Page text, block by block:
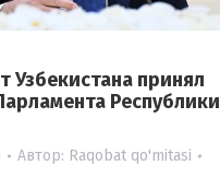
Узбекистана принял
Республики
Автор: Raqobat qo'mitasi